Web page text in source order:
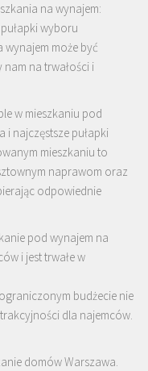
na wynajem:
wyboru
może być
na trwałości i
w mieszkaniu pod
najczęstsze pułapki
mieszkaniu to
naprawom oraz
odpowiednie
pod wynajem na
i jest trwałe w
budżecie nie
dla najemców.
domów Warszawa.